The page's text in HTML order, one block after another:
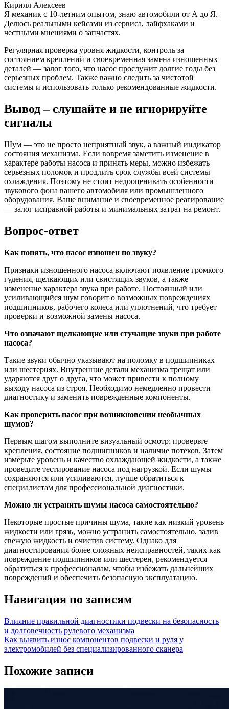
Кирилл Алексеев
Я механик с 10-летним опытом, знаю автомобили от А до Я.
Делюсь реальными кейсами из сервиса, лайфхаками и
честными мнениями о запчастях.
Регулярная проверка уровня жидкости, контроль за
состоянием креплений и своевременная замена изношенных
деталей — залог того, что насос прослужит долгие годы без
серьезных проблем. Также важно следить за чистотой
системы и использовать только рекомендованные жидкости.
Вывод – слушайте и не игнорируйте
сигналы
Шум — это не просто неприятный звук, а важный индикатор
состояния механизма. Если вовремя заметить изменение в
характере работы насоса и принять меры, можно избежать
серьезных поломок и продлить срок службы всей системы
охлаждения. Поэтому не стоит недооценивать особенности
звукового фона вашего автомобиля или промышленного
оборудования. Ваше внимание и своевременное реагирование
— залог исправной работы и минимальных затрат на ремонт.
Вопрос-ответ
Как понять, что насос изношен по звуку?
Признаки изношенного насоса включают появление громкого
гудения, щелкающих или свистящих звуков, а также
изменение характера звука при работе. Постоянный или
усиливающийся шум говорит о возможных повреждениях
подшипников, рабочего колеса или уплотнений, что требует
проверки и возможной замены насоса.
Что означают щелкающие или стучащие звуки при работе
насоса?
Такие звуки обычно указывают на поломку в подшипниках
или шестернях. Внутренние детали механизма трещат или
ударяются друг о друга, что может привести к полному
выходу насоса из строя. Необходимо немедленно провести
диагностику и заменить поврежденные компоненты.
Как проверить насос при возникновении необычных
шумов?
Первым шагом выполните визуальный осмотр: проверьте
крепления, состояние подшипников и наличие потеков. Затем
измерьте уровень и качество охлаждающей жидкости, а также
проведите тестирование насоса под нагрузкой. Если шумы
сохраняются или усиливаются, лучше обратиться к
специалистам для профессиональной диагностики.
Можно ли устранить шумы насоса самостоятельно?
Некоторые простые причины шума, такие как низкий уровень
жидкости или грязь, можно устранить самостоятельно, залив
свежую жидкость и очистив систему. Однако для
диагностирования более сложных неисправностей, таких как
повреждение подшипников или шестерен, рекомендуется
обратиться к профессионалам, чтобы избежать дальнейших
повреждений и обеспечить безопасную эксплуатацию.
Навигация по записям
Влияние правильной диагностики подвески на безопасность
и долговечность рулевого механизма
Как выявить износ компонентов подвески и руля у
электромобилей без специализированного сканера
Похожие записи